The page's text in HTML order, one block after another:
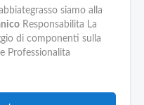
siamo alla
Responsabilita La
di componenti sulla
Professionalita